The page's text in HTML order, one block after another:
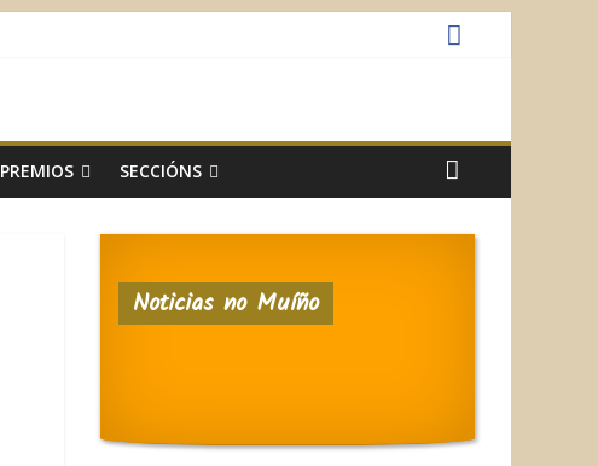
PREMIOS SECCIÓNS
Noticias no Muíño